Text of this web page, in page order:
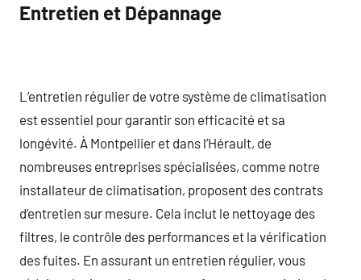
Entretien et Dépannage
L’entretien régulier de votre système de climatisation
est essentiel pour garantir son efficacité et sa
longévité. À Montpellier et dans l’Hérault, de
nombreuses entreprises spécialisées, comme notre
installateur de climatisation, proposent des contrats
d’entretien sur mesure. Cela inclut le nettoyage des
filtres, le contrôle des performances et la vérification
des fuites. En assurant un entretien régulier, vous